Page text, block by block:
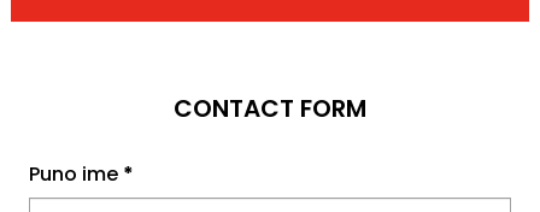
CONTACT FORM
Puno ime *